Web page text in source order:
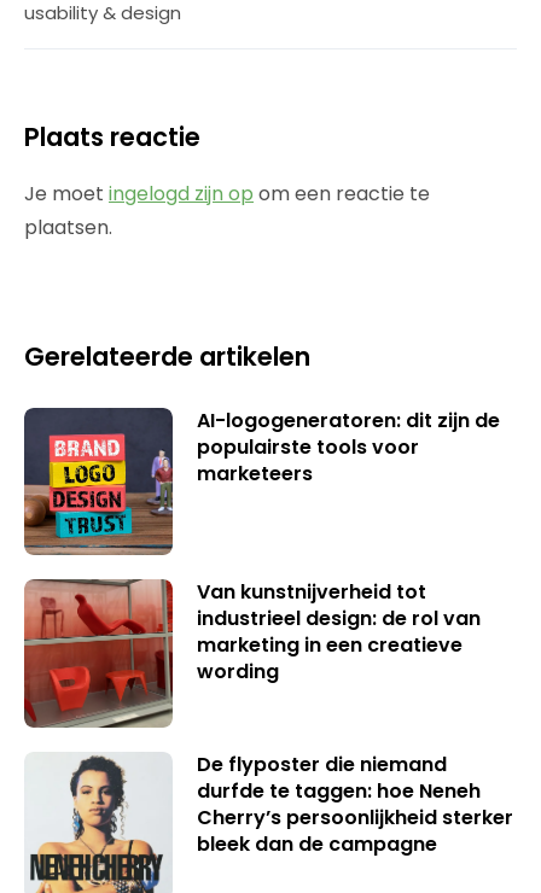
usability & design
Plaats reactie
Je moet ingelogd zijn op om een reactie te
plaatsen.
Gerelateerde artikelen
AI-logogeneratoren: dit zijn de
populairste tools voor
marketeers
Van kunstnijverheid tot
industrieel design: de rol van
marketing in een creatieve
wording
De flyposter die niemand
durfde te taggen: hoe Neneh
Cherry’s persoonlijkheid sterker
bleek dan de campagne